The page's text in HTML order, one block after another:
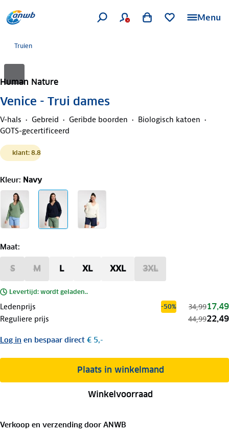
Menu
Truien
Human Nature
Venice - Trui dames
V-hals Gebreid Geribde boorden
Biologisch katoen
GOTS-gecertificeerd
klant: 8.8
Kleur: Navy
Maat:
S M L XL XXL 3XL
Levertijd: wordt geladen..
Ledenprijs -50% 34,9917,49
Reguliere prijs 44,9922,49
Log in en bespaar direct € 5,-
Plaats in winkelmand
Winkelvoorraad
Verkoop en verzending door ANWB